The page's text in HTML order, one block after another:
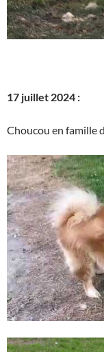
17 juillet 2024 :
Choucou en famille